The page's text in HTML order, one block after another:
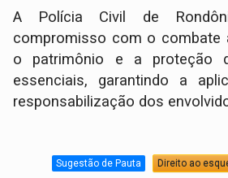
A Polícia Civil de
compromisso com o combate
o patrimônio e a proteção
essenciais, garantindo a
responsabilização dos
Sugestão de Pauta Direito ao